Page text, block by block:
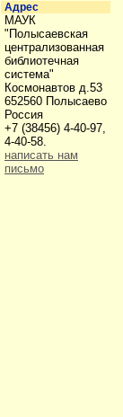
Адрес
МАУК
"Полысаевская
централизованная
библиотечная
система"
Космонавтов д.53
652560 Полысаево
Россия
+7 (38456) 4-40-97,
4-40-58.
написать нам
письмо